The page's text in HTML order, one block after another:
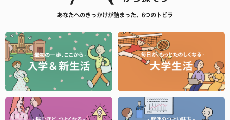
あなたへのきっかけが詰まった、6つのトビラ